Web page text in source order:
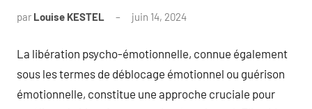
par Louise KESTEL juin 14, 2024
La libération psycho-émotionnelle, connue également
sous les termes de déblocage émotionnel ou guérison
émotionnelle, constitue une approche cruciale pour